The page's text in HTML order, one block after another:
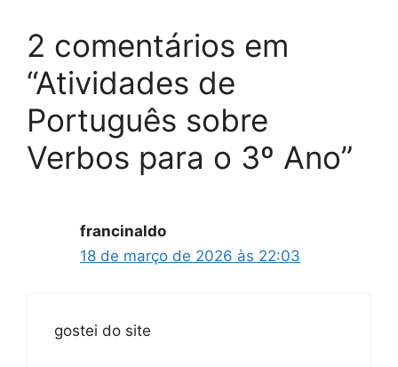
2 comentários em
“Atividades de
Português sobre
Verbos para o 3º Ano”
francinaldo
18 de março de 2026 às 22:03
gostei do site